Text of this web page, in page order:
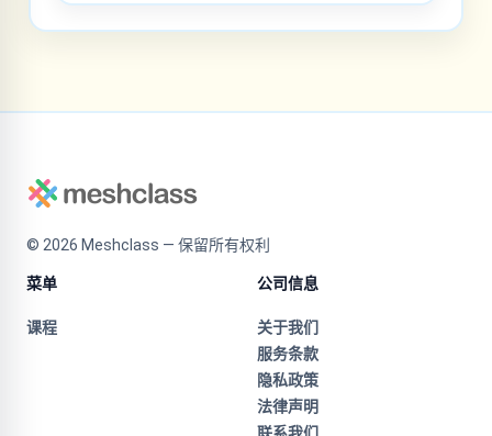
© 2026 Meshclass — 保留所有权利
菜单
课程
公司信息
关于我们
服务条款
隐私政策
法律声明